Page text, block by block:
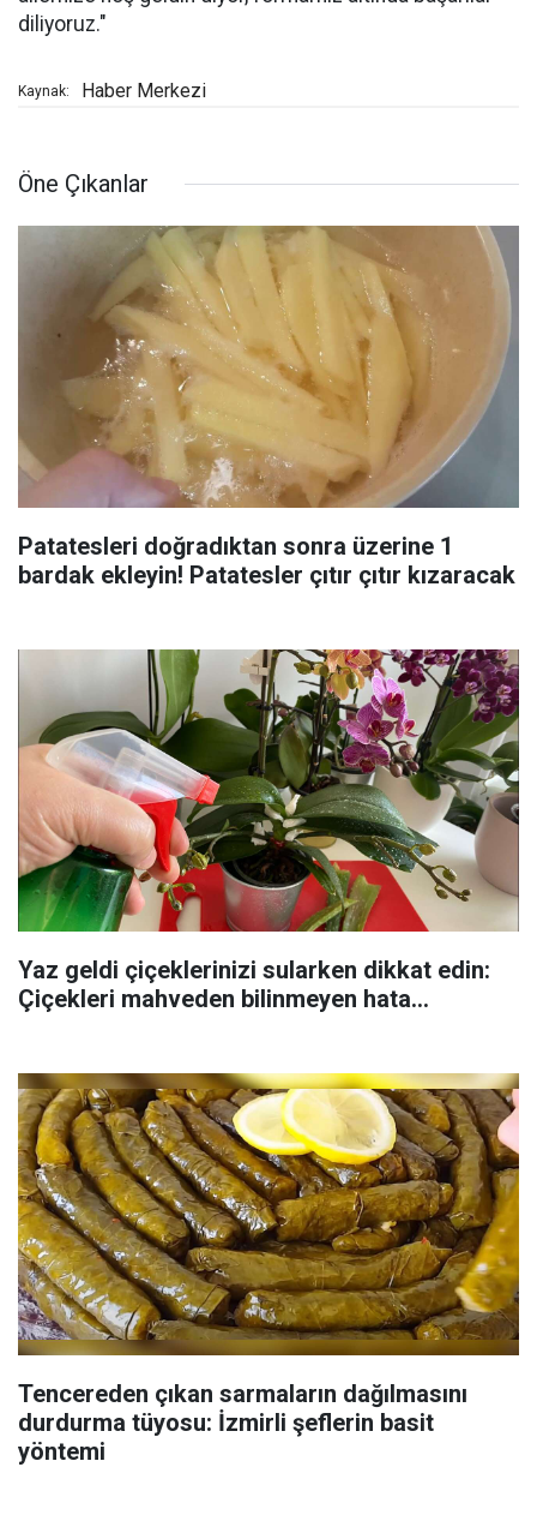
diliyoruz."
Kaynak: Haber Merkezi
Öne Çıkanlar
Patatesleri doğradıktan sonra üzerine 1
bardak ekleyin! Patatesler çıtır çıtır kızaracak
Yaz geldi çiçeklerinizi sularken dikkat edin:
Çiçekleri mahveden bilinmeyen hata...
Tencereden çıkan sarmaların dağılmasını
durdurma tüyosu: İzmirli şeflerin basit
yöntemi